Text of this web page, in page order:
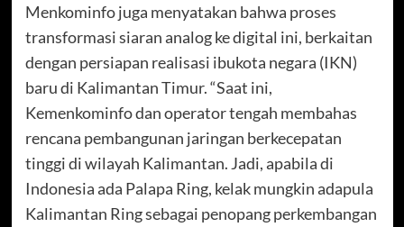
Menkominfo juga menyatakan bahwa proses
transformasi siaran analog ke digital ini, berkaitan
dengan persiapan realisasi ibukota negara (IKN)
baru di Kalimantan Timur. “Saat ini,
Kemenkominfo dan operator tengah membahas
rencana pembangunan jaringan berkecepatan
tinggi di wilayah Kalimantan. Jadi, apabila di
Indonesia ada Palapa Ring, kelak mungkin adapula
Kalimantan Ring sebagai penopang perkembangan